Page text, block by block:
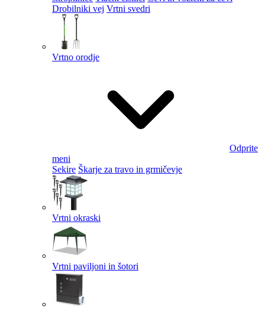
Drobilniki vej Vrtni svedri
Vrtno orodje
Odprite
meni
Sekire Škarje za travo in grmičevje
Vrtni okraski
Vrtni paviljoni in šotori